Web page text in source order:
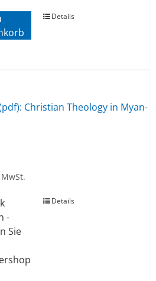
Details
(pdf): Chris­ti­an Theo­lo­gy in My­an­
-
Sie
Details